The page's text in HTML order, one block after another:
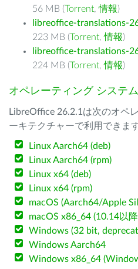
56 MB (Torrent,情報)
libreoffice-translations-
223 MB (Torrent,情報)
libreoffice-translations-
224 MB (Torrent,情報)
オペレーティング システム
LibreOffice 26.2.1は次のオペ
ーキテクチャーで利用できます
Linux Aarch64 (deb)
Linux Aarch64 (rpm)
Linux x64 (deb)
Linux x64 (rpm)
macOS (Aarch64/Apple
macOS x86_64 (10.14以
Windows (32 bit,
Windows Aarch64
Windows x86_64